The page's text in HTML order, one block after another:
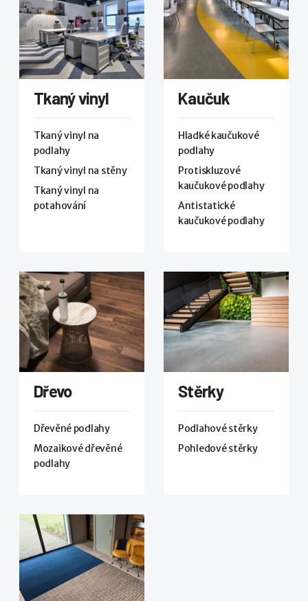
Tkaný vinyl
Tkaný vinyl na
podlahy
Tkaný vinyl na stěny
Tkaný vinyl na
potahování
Kaučuk
Hladké kaučukové
podlahy
Protiskluzové
kaučukové podlahy
Antistatické
kaučukové podlahy
Dřevo
Dřevěné podlahy
Mozaikové dřevěné
podlahy
Stěrky
Podlahové stěrky
Pohledové stěrky